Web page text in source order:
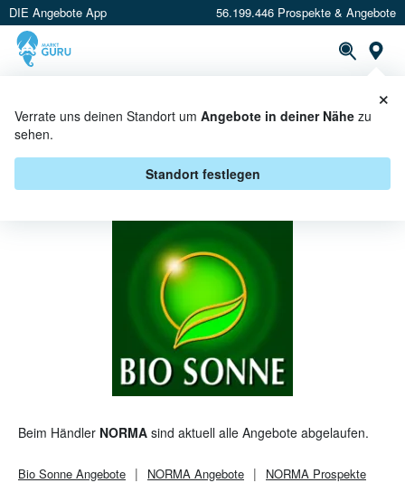
DIE Angebote App 56.199.446 Prospekte & Angebote
Verrate uns deinen Standort um Angebote in deiner Nähe zu
sehen.
Standort festlegen
×
BIO SONNE BEI NORMA -
ANGEBOTE & AKTIONEN
Beim Händler NORMA sind aktuell alle Angebote abgelaufen.
Bio Sonne Angebote NORMA Angebote NORMA Prospekte